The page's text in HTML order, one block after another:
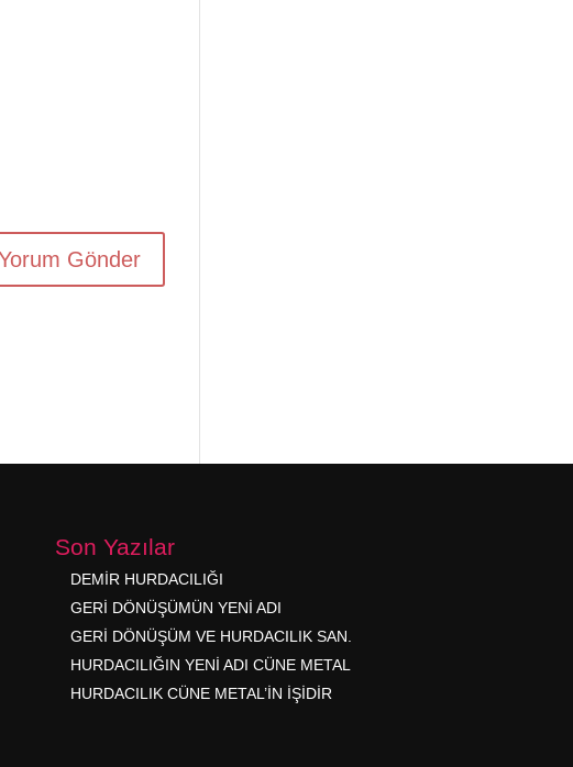
Son Yazılar
DEMİR HURDACILIĞI
GERİ DÖNÜŞÜMÜN YENİ ADI
GERİ DÖNÜŞÜM VE HURDACILIK SAN.
HURDACILIĞIN YENİ ADI CÜNE METAL
HURDACILIK CÜNE METAL’İN İŞİDİR